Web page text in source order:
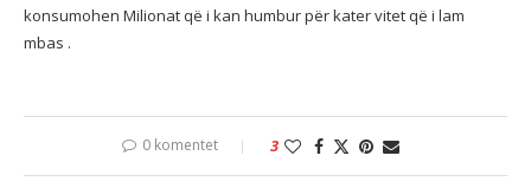
konsumohen Milionat që i kan humbur për kater vitet që i lam
mbas .
0 komentet 3